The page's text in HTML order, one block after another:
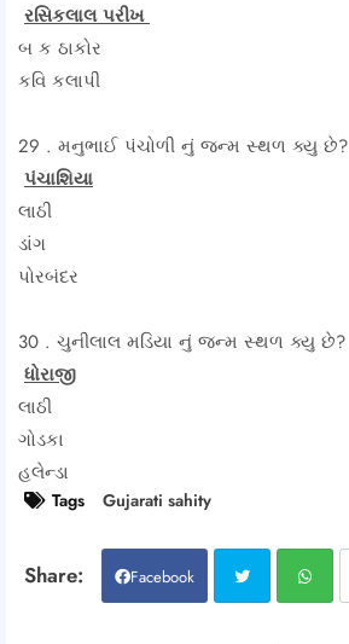
રસિકલાલ પરીખ
બ ક ઠાકોર
કવિ કલાપી
29 . મનુભાઈ પંચોળી નું જન્મ સ્થળ ક્યુ છે?
પંચાશિયા
લાઠી
ડાંગ
પોરબંદર
30 . ચુનીલાલ મડિયા નું જન્મ સ્થળ ક્યુ છે?
ધોરાજી
લાઠી
ગોડકા
હલેન્ડા
Tags Gujarati sahity
Facebook